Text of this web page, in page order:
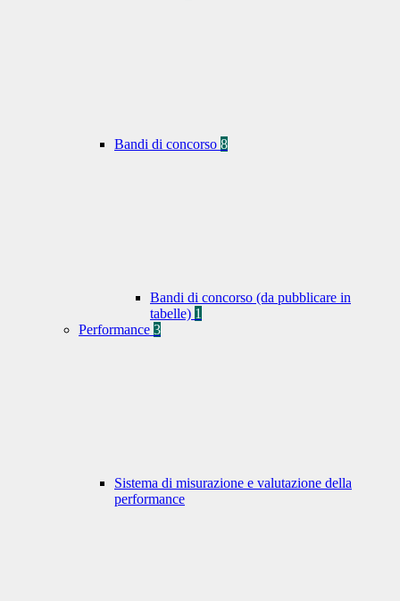
Bandi di concorso 8
Bandi di concorso (da pubblicare in
tabelle) 1
Performance 3
Sistema di misurazione e valutazione della
performance